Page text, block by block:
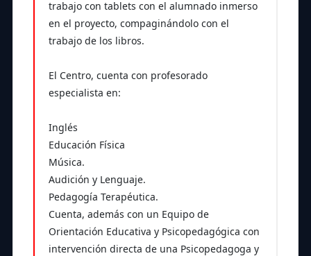
trabajo con tablets con el alumnado inmerso
en el proyecto, compaginándolo con el
trabajo de los libros.
El Centro, cuenta con profesorado
especialista en:
Inglés
Educación Física
Música.
Audición y Lenguaje.
Pedagogía Terapéutica.
Cuenta, además con un Equipo de
Orientación Educativa y Psicopedagógica con
intervención directa de una Psicopedagoga y